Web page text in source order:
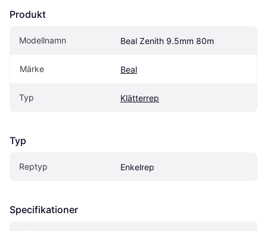
Produkt
Modellnamn Beal Zenith 9.5mm 80m
Märke Beal
Typ Klätterrep
Typ
Reptyp Enkelrep
Specifikationer